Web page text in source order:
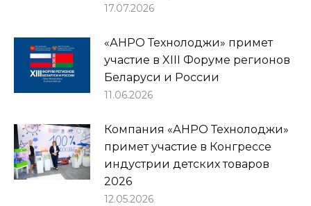
17.07.2026
«АНРО Технолоджи» примет
участие в XIII Форуме регионов
Беларуси и России
11.06.2026
Компания «АНРО Технолоджи»
примет участие в Конгрессе
индустрии детских товаров
2026
12.05.2026